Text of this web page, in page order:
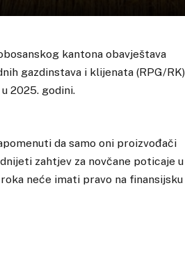
kantona obavještava
gazdinstava i klijenata (RPG/RK)
2025. godini.
da samo oni proizvođači
zahtjev za novčane poticaje u
neće imati pravo na finansijsku